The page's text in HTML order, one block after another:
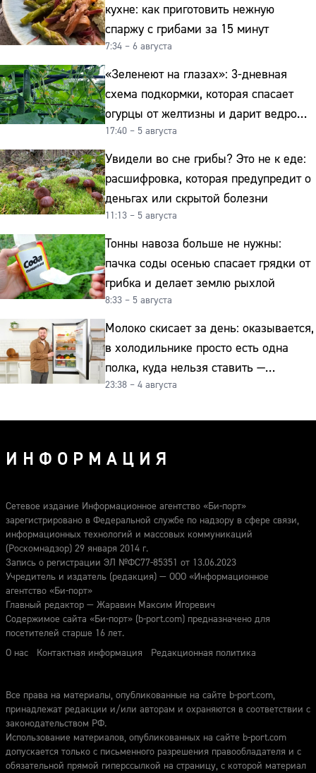
кухне: как приготовить нежную
спаржу с грибами за 15 минут
7:34 – 6 августа
«Зеленеют на глазах»: 3-дневная
схема подкормки, которая спасает
огурцы от желтизны и дарит ведро
урожая
17:40 – 5 августа
Увидели во сне грибы? Это не к еде:
расшифровка, которая предупредит о
деньгах или скрытой болезни
11:13 – 5 августа
Тонны навоза больше не нужны:
пачка соды осенью спасает грядки от
грибка и делает землю рыхлой
8:33 – 5 августа
Молоко скисает за день: оказывается,
в холодильнике просто есть одна
полка, куда нельзя ставить —
превращает свежие продукты
23:38 – 4 августа
ИНФОРМАЦИЯ
Сетевое издание Информационное агентство «Би-порт»
зарегистрировано в Федеральной службе по надзору в сфере связи,
информационных технологий и массовых коммуникаций
(Роскомнадзор) 29 января 2014 г.
Запись о регистрации ЭЛ №ФС77-85351 от 13.06.2023
Учредитель и издатель (редакция) — ООО «Информационное
агентство «Би-порт»
Главный редактор — Жаравин Максим Игоревич
Содержимое сайта «Би-порт» (b-port.com) предназначено для
посетителей старше 16 лет.
О нас
Контактная информация Редакционная политика
Все права на материалы, опубликованные на сайте b-port.com,
принадлежат редакции и/или авторам и охраняются в соответствии с
законодательством РФ.
Использование материалов, опубликованных на сайте b-port.com
допускается только с письменного разрешения правообладателя и с
обязательной прямой гиперссылкой на страницу, с которой материал